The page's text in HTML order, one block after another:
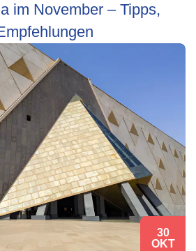
im November – Tipps,
30
OKT